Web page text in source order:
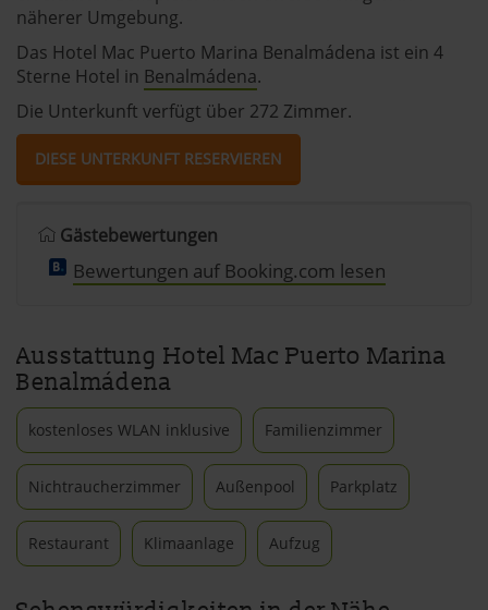
näherer Umgebung.
Das Hotel Mac Puerto Marina Benalmádena ist ein 4
Sterne Hotel in Benalmádena.
Die Unterkunft verfügt über 272 Zimmer.
DIESE UNTERKUNFT RESERVIEREN
Gästebewertungen
Bewertungen auf Booking.com lesen
Ausstattung Hotel Mac Puerto Marina
Benalmádena
kostenloses WLAN inklusive Familienzimmer
Nichtraucherzimmer Außenpool Parkplatz
Restaurant Klimaanlage Aufzug